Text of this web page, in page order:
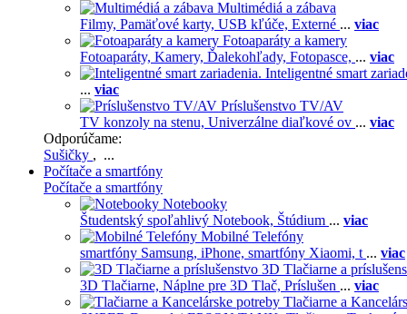
Multimédiá a zábava
Filmy, Pamäťové karty, USB kľúče, Externé ... viac
Fotoaparáty a kamery
Fotoaparáty, Kamery, Ďalekohľady, Fotopasce, ... viac
Inteligentné smart
... viac
Príslušenstvo TV/AV
TV konzoly na stenu, Univerzálne diaľkové ov ... viac
Odporúčame:
Sušičky , ...
Počítače a smartfóny
Počítače a smartfóny
Notebooky
Študentský spoľahlivý Notebook, Štúdium ... viac
Mobilné Telefóny
smartfóny Samsung, iPhone, smartfóny Xiaomi, t ... viac
3D Tlačiarne a
3D Tlačiarne, Náplne pre 3D Tlač, Príslušen ... viac
Tlačiarne a